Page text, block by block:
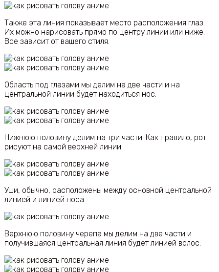
Также эта линия показывает место расположения глаз.
Их можно нарисовать прямо по центру линии или ниже.
Все зависит от вашего стиля.
Область под глазами мы делим на две части и на
центральной линии будет находиться нос.
Нижнюю половину делим на три части. Как правило, рот
рисуют на самой верхней линии.
Уши, обычно, расположены между основной центральной
линией и линией носа.
Верхнюю половину черепа мы делим на две части и
получившаяся центральная линия будет линией волос.